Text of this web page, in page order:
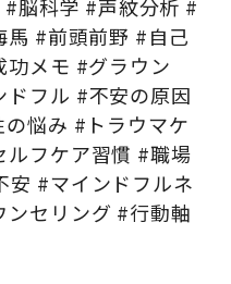
脳科学 #声紋分析 #
#前頭前野 #自己
メモ #グラウン
ドフル #不安の原因
悩み #トラウマケ
フケア習慣 #職場
安 #マインドフルネ
セリング #行動軸